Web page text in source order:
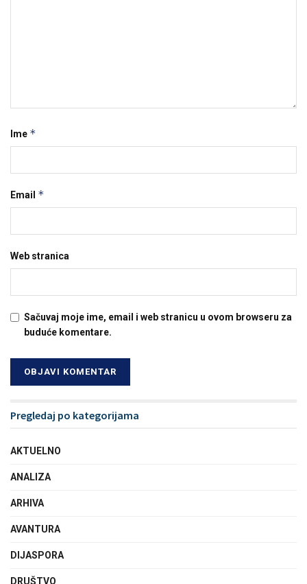
Ime *
Email *
Web stranica
Sačuvaj moje ime, email i web stranicu u ovom browseru za
buduće komentare.
Pregledaj po kategorijama
AKTUELNO
ANALIZA
ARHIVA
AVANTURA
DIJASPORA
DRUŠTVO